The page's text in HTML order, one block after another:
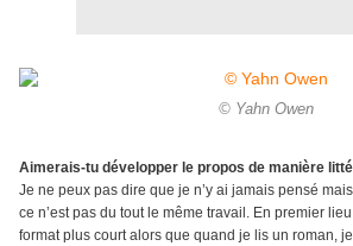
© Yahn Owen
Aimerais-tu développer le propos de manière
Je ne peux pas dire que je n’y ai jamais pensé
ce n’est pas du tout le même travail. En premier
format plus court alors que quand je lis un roman,